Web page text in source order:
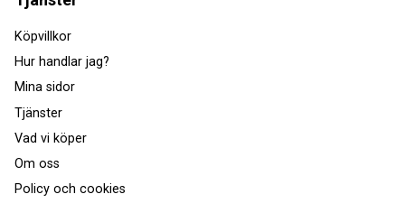
Köpvillkor
Hur handlar jag?
Mina sidor
Tjänster
Vad vi köper
Om oss
Policy och cookies